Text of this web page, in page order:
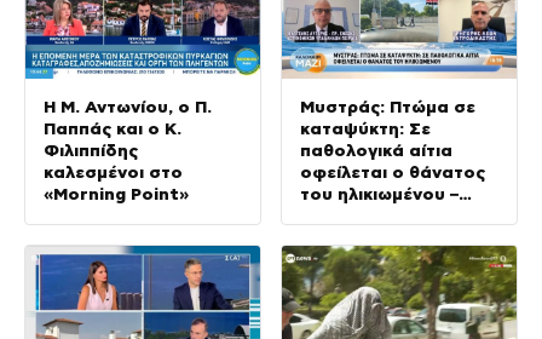
Η Μ. Αντωνίου, ο Π.
Παππάς και ο Κ.
Φιλιππίδης
καλεσμένοι στο
«Morning Point»
Μυστράς: Πτώμα σε
καταψύκτη: Σε
παθολογικά αίτια
οφείλεται ο θάνατος
του ηλικιωμένου –